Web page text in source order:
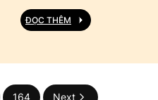
ĐỌC THÊM
164 Next